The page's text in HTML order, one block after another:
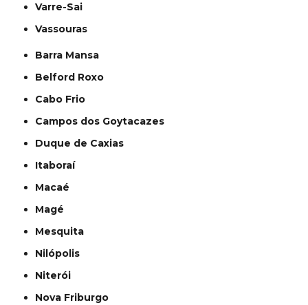
Varre-Sai
Vassouras
Barra Mansa
Belford Roxo
Cabo Frio
Campos dos Goytacazes
Duque de Caxias
Itaboraí
Macaé
Magé
Mesquita
Nilópolis
Niterói
Nova Friburgo